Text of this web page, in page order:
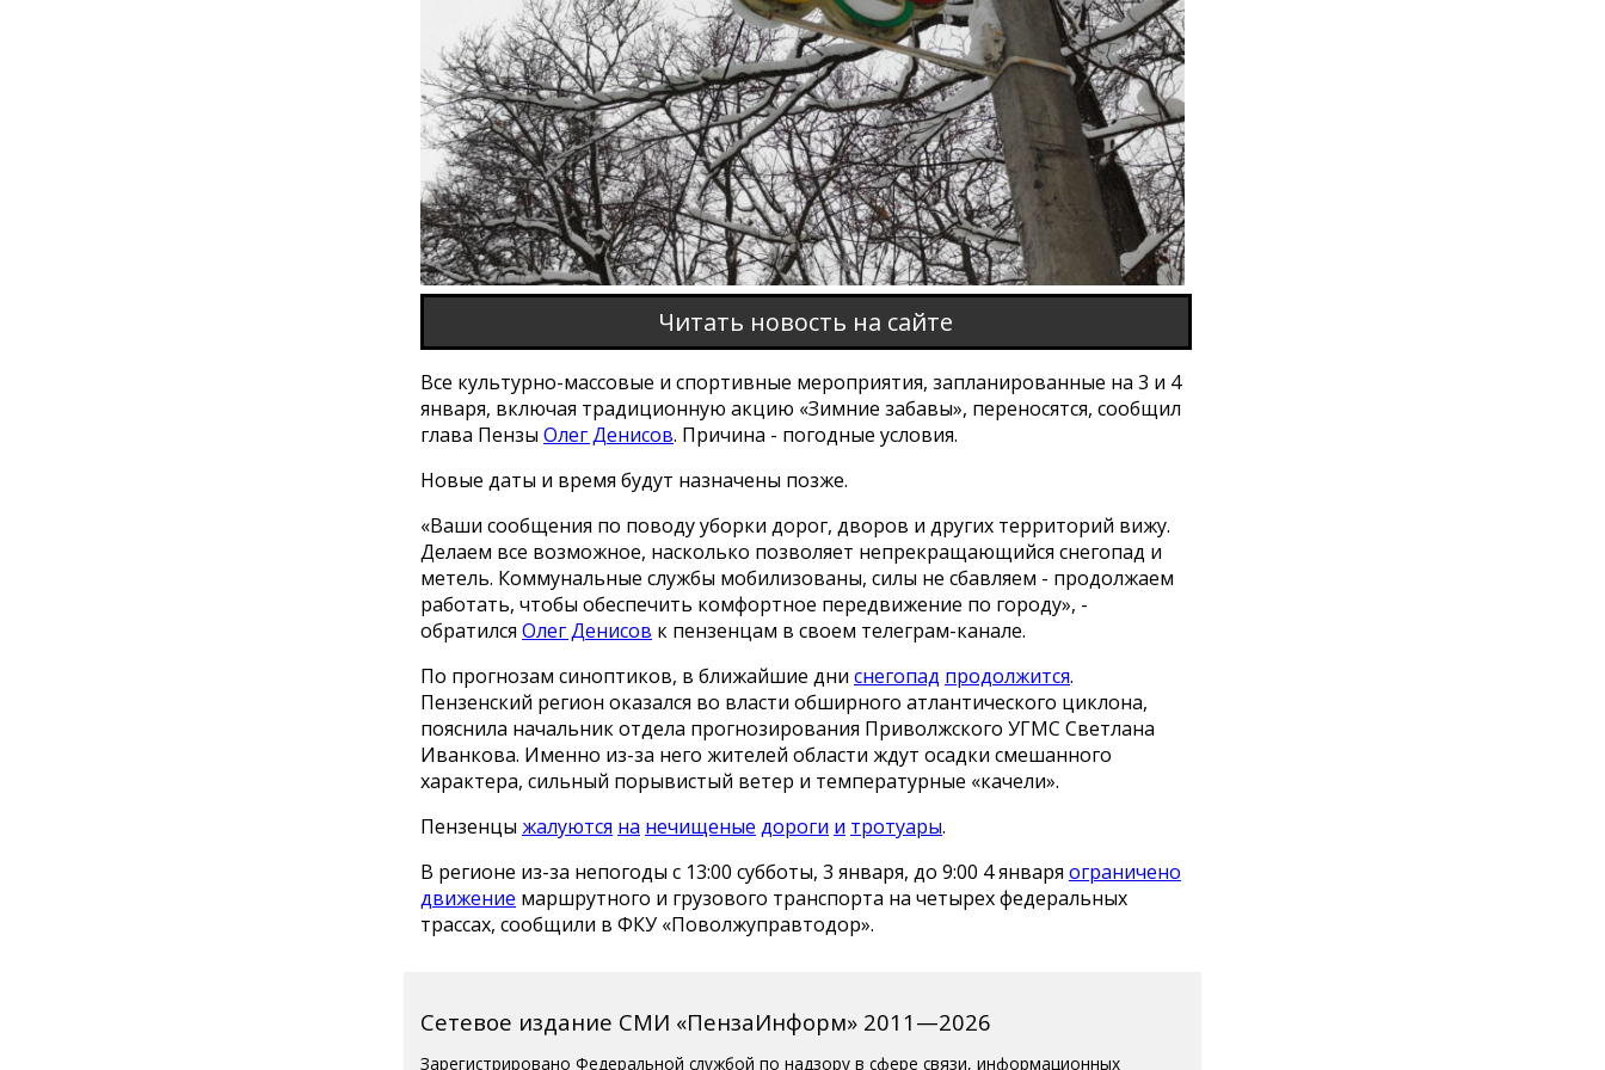
Читать новость на сайте
Все культурно-массовые и спортивные мероприятия, запланированные на 3 и 4
января, включая традиционную акцию «Зимние забавы», переносятся, сообщил
глава Пензы Олег Денисов. Причина - погодные условия.
Новые даты и время будут назначены позже.
«Ваши сообщения по поводу уборки дорог, дворов и других территорий вижу.
Делаем все возможное, насколько позволяет непрекращающийся снегопад и
метель. Коммунальные службы мобилизованы, силы не сбавляем - продолжаем
работать, чтобы обеспечить комфортное передвижение по городу», -
обратился Олег Денисов к пензенцам в своем телеграм-канале.
По прогнозам синоптиков, в ближайшие дни снегопад продолжится.
Пензенский регион оказался во власти обширного атлантического циклона,
пояснила начальник отдела прогнозирования Приволжского УГМС Светлана
Иванкова. Именно из-за него жителей области ждут осадки смешанного
характера, сильный порывистый ветер и температурные «качели».
Пензенцы жалуются на нечищеные дороги и тротуары.
В регионе из-за непогоды с 13:00 субботы, 3 января, до 9:00 4 января ограничено
движение маршрутного и грузового транспорта на четырех федеральных
трассах, сообщили в ФКУ «Поволжуправтодор».
Сетевое издание СМИ «ПензаИнформ» 2011—2026
Зарегистрировано Федеральной службой по надзору в сфере связи, информационных